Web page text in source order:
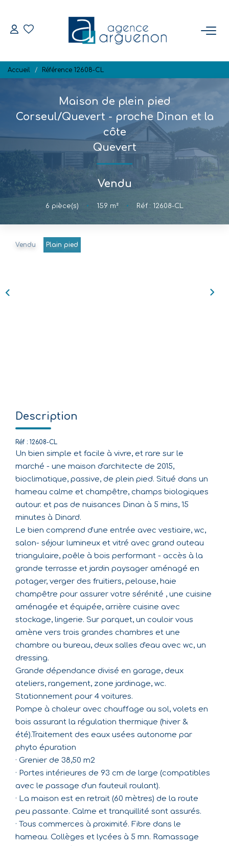
VENDRE
Estimation
Biens Vendus
NOTRE RÉGION
Accueil Référence 12608-CL
Maison de plein pied
Corseul/Quevert - proche Dinan et la
côte
Quevert
Vendu
6 pièce(s) • 159 m² • Réf : 12608-CL
Vendu Plain pied
Description
Réf : 12608-CL
Un bien simple et facile à vivre, et rare sur le
marché - une maison d'architecte de 2015,
bioclimatique, passive, de plein pied. Situé dans un
hameau calme et champêtre, champs biologiques
autour. et pas de nuisances Dinan à 5 mins, 15
minutes à Dinard.
Le bien comprend d'une entrée avec vestiaire, wc,
salon- séjour lumineux et vitré avec grand outeau
triangulaire, poêle à bois performant - accès à la
grande terrasse et jardin paysager aménagé en
potager, verger des fruitiers, pelouse, haie
champêtre pour assurer votre sérénité , une cuisine
aménagée et équipée, arrière cuisine avec
stockage, lingerie. Sur parquet, un couloir vous
amène vers trois grandes chambres et une
chambre ou bureau, deux salles d'eau avec wc, un
dressing.
Grande dépendance divisé en garage, deux
ateliers, rangement, zone jardinage, wc.
Stationnement pour 4 voitures.
Pompe à chaleur avec chauffage au sol, volets en
bois assurant la régulation thermique (hiver &
été).Traitement des eaux usées autonome par
phyto épuration
· Grenier de 38,50 m2
· Portes intérieures de 93 cm de large (compatibles
avec le passage d'un fauteuil roulant).
· La maison est en retrait (60 mètres) de la route
peu passante. Calme et tranquillité sont assurés.
· Tous commerces à proximité. Fibre dans le
hameau. Collèges et lycées à 5 mn. Ramassage